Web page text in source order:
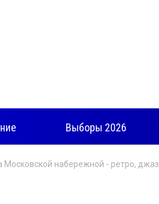
Выборы 2026
Московской набережной - ретро,